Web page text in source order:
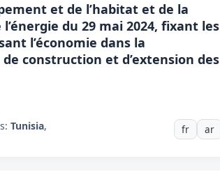
et de l’habitat et de la
du 29 mai 2024, fixant les
l’économie dans la
construction et d’extension des
Tunisia, fr ar